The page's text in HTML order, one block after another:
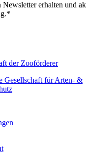
erhalten und